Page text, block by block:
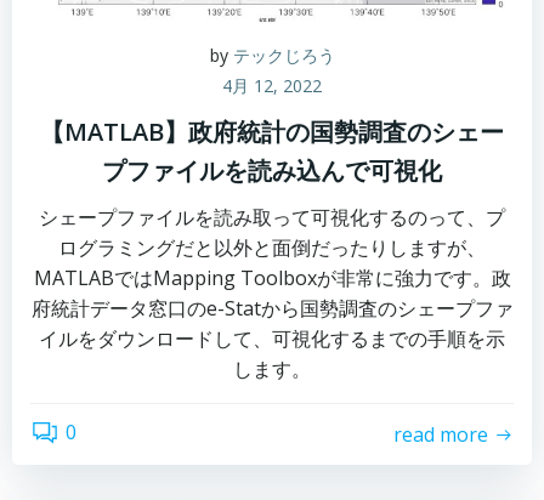
by テックじろう
4月 12, 2022
【MATLAB】政府統計の国勢調査のシェー
プファイルを読み込んで可視化
シェープファイルを読み取って可視化するのって、プ
ログラミングだと以外と面倒だったりしますが、
MATLABではMapping Toolboxが非常に強力です。政
府統計データ窓口のe-Statから国勢調査のシェープファ
イルをダウンロードして、可視化するまでの手順を示
します。
0 read more